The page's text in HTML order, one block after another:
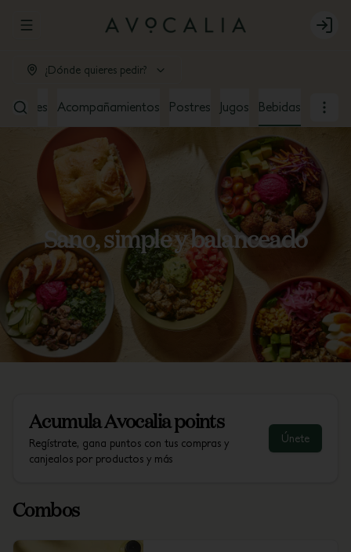
Abrir menu de navegación Login
¿Dónde quieres pedir?
Acompañamientos Postres Jugos Bebidas
Sano, simple y balanceado
AcumulaAvocalia points
Regístrate, gana puntos con tus compras y
canjealos por productos y más
Únete
Combos